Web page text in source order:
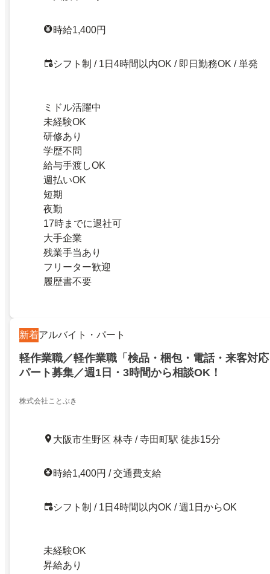
時給1,400円
シフト制 / 1日4時間以内OK / 即日勤務OK / 単発
ミドル活躍中
未経験OK
研修あり
学歴不問
給与手渡しOK
週払いOK
短期
夜勤
17時までに退社可
大手企業
残業手当あり
フリーター歓迎
履歴書不要
新着アルバイト・パート
軽作業職／軽作業職「検品・梱包・電話・来客対
パート募集／週1日・3時間から相談OK！
株式会社ことぶき
大阪市生野区 林寺 / 寺田町駅 徒歩15分
時給1,400円 / 交通費支給
シフト制 / 1日4時間以内OK / 週1日からOK
未経験OK
昇給あり